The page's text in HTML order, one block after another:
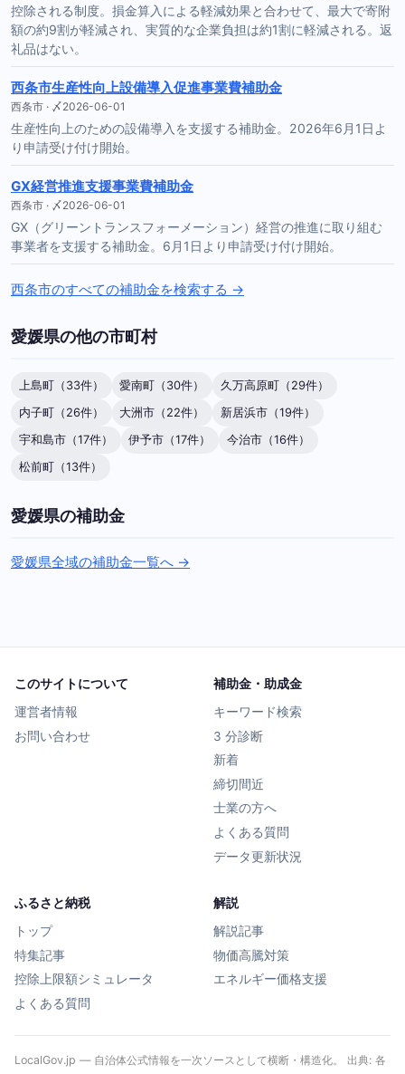
控除される制度。損金算入による軽減効果と合わせて、最大で寄附
額の約9割が軽減され、実質的な企業負担は約1割に軽減される。返
礼品はない。
西条市生産性向上設備導入促進事業費補助金
西条市 · 〆2026-06-01
生産性向上のための設備導入を支援する補助金。2026年6月1日よ
り申請受け付け開始。
GX経営推進支援事業費補助金
西条市 · 〆2026-06-01
GX（グリーントランスフォーメーション）経営の推進に取り組む
事業者を支援する補助金。6月1日より申請受け付け開始。
西条市のすべての補助金を検索する →
愛媛県の他の市町村
上島町（33件） 愛南町（30件）
久万高原町（29件）
内子町（26件）
大洲市（22件）
新居浜市（19件）
宇和島市（17件）
伊予市（17件）
今治市（16件）
松前町（13件）
愛媛県の補助金
愛媛県全域の補助金一覧へ →
このサイトについて
運営者情報
お問い合わせ
補助金・助成金
キーワード検索
3 分診断
新着
締切間近
士業の方へ
よくある質問
データ更新状況
ふるさと納税
トップ
特集記事
控除上限額シミュレータ
よくある質問
解説
解説記事
物価高騰対策
エネルギー価格支援
LocalGov.jp — 自治体公式情報を一次ソースとして横断・構造化。 出典: 各